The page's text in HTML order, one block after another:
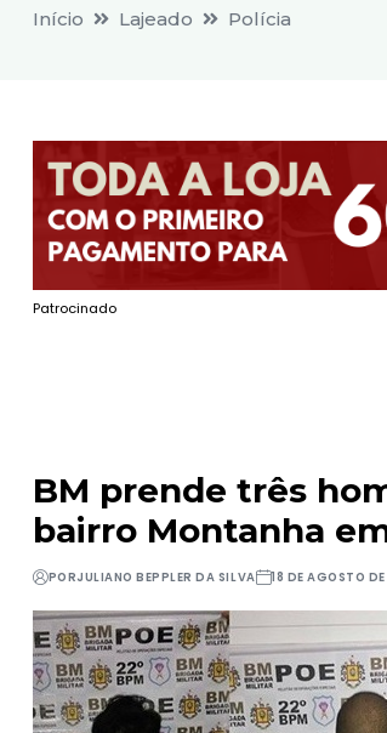
Início Lajeado Polícia
Patrocinado
BM prende três
bairro Montanha
PORJULIANO BEPPLER DA SILVA 18 DE AGOSTO